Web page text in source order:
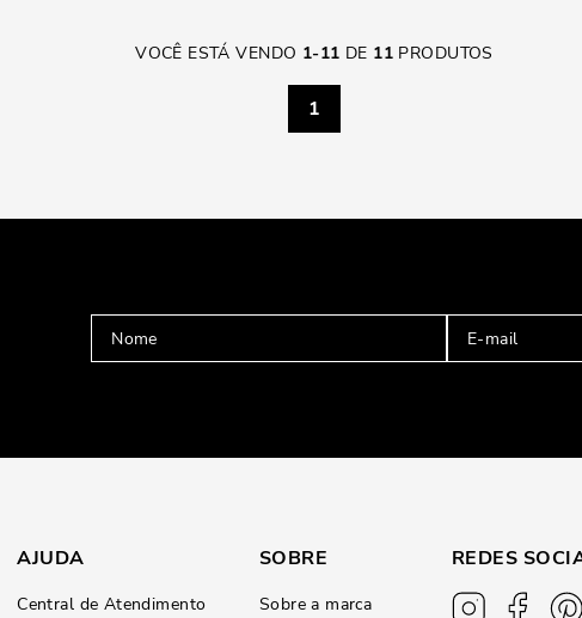
VOCÊ ESTÁ VENDO 1-11 DE 11 PRODUTOS
1
AJUDA
Central de Atendimento
SOBRE
Sobre a marca
REDES